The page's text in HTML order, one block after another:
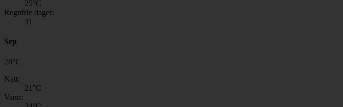
25°C
Regnfrie dager:
31
Sep
28°C
Natt:
21 °C
Vann: